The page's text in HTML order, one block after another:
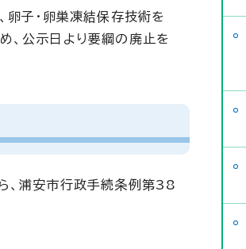
子・卵巣凍結保存技術を
、公示日より要綱の廃止を
、浦安市行政手続条例第38